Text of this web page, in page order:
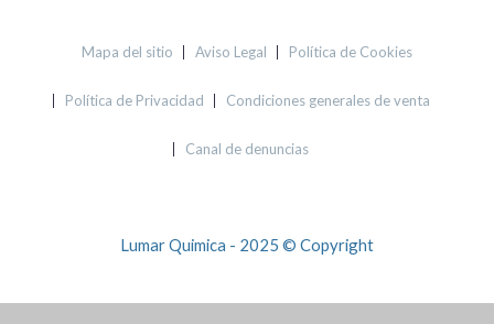
Mapa del sitio Aviso Legal Política de Cookies
Política de Privacidad Condiciones generales de venta
Canal de denuncias
Lumar Quimica - 2025 © Copyright